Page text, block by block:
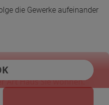
die Gewerke aufeinander